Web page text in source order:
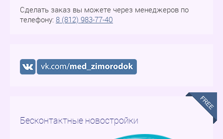
Сделать заказ вы можете через менеджеров по
телефону: 8 (812) 983-77-40
Бесконтактные новостройки